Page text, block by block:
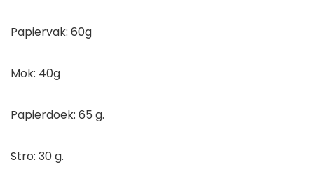
Papiervak: 60g
Mok: 40g
Papierdoek: 65 g.
Stro: 30 g.